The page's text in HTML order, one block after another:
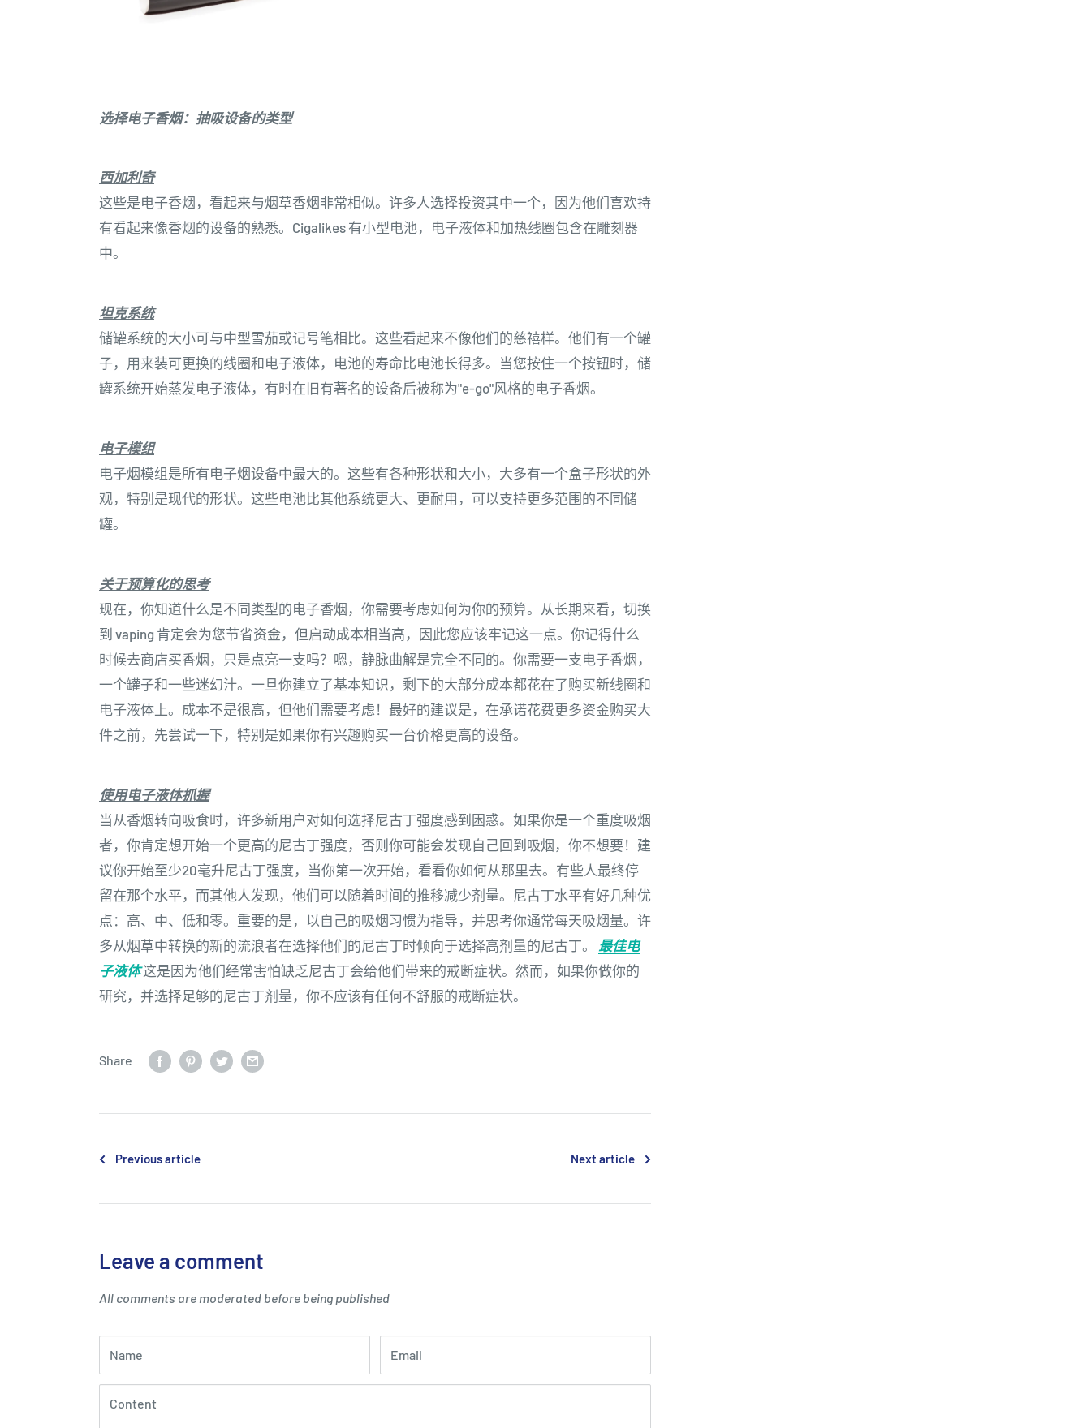
选择电子香烟：抽吸设备的类型
西加利奇
这些是电子香烟，看起来与烟草香烟非常相似。许多人选择投资其中一个，因为他们喜欢持
有看起来像香烟的设备的熟悉。Cigalikes 有小型电池，电子液体和加热线圈包含在雕刻器
中。
坦克系统
储罐系统的大小可与中型雪茄或记号笔相比。这些看起来不像他们的慈禧样。他们有一个罐
子，用来装可更换的线圈和电子液体，电池的寿命比电池长得多。当您按住一个按钮时，储
罐系统开始蒸发电子液体，有时在旧有著名的设备后被称为"e-go"风格的电子香烟。
电子模组
电子烟模组是所有电子烟设备中最大的。这些有各种形状和大小，大多有一个盒子形状的外
观，特别是现代的形状。这些电池比其他系统更大、更耐用，可以支持更多范围的不同储
罐。
关于预算化的思考
现在，你知道什么是不同类型的电子香烟，你需要考虑如何为你的预算。从长期来看，切换
到 vaping 肯定会为您节省资金，但启动成本相当高，因此您应该牢记这一点。你记得什么
时候去商店买香烟，只是点亮一支吗？嗯，静脉曲解是完全不同的。你需要一支电子香烟，
一个罐子和一些迷幻汁。一旦你建立了基本知识，剩下的大部分成本都花在了购买新线圈和
电子液体上。成本不是很高，但他们需要考虑！最好的建议是，在承诺花费更多资金购买大
件之前，先尝试一下，特别是如果你有兴趣购买一台价格更高的设备。
使用电子液体抓握
当从香烟转向吸食时，许多新用户对如何选择尼古丁强度感到困惑。如果你是一个重度吸烟
者，你肯定想开始一个更高的尼古丁强度，否则你可能会发现自己回到吸烟，你不想要！建
议你开始至少20毫升尼古丁强度，当你第一次开始，看看你如何从那里去。有些人最终停
留在那个水平，而其他人发现，他们可以随着时间的推移减少剂量。尼古丁水平有好几种优
点：高、中、低和零。重要的是，以自己的吸烟习惯为指导，并思考你通常每天吸烟量。许
多从烟草中转换的新的流浪者在选择他们的尼古丁时倾向于选择高剂量的尼古丁。 最佳电
子液体这是因为他们经常害怕缺乏尼古丁会给他们带来的戒断症状。然而，如果你做你的
研究，并选择足够的尼古丁剂量，你不应该有任何不舒服的戒断症状。
Share
Previous article Next article
Leave a comment
All comments are moderated before being published
Name Email
Content